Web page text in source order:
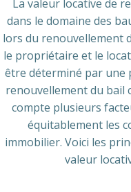
La valeur locative de
dans le domaine des
lors du renouvellement
le propriétaire et le
être déterminé par une
renouvellement du bail
compte plusieurs
équitablement les
immobilier. Voici les
valeur